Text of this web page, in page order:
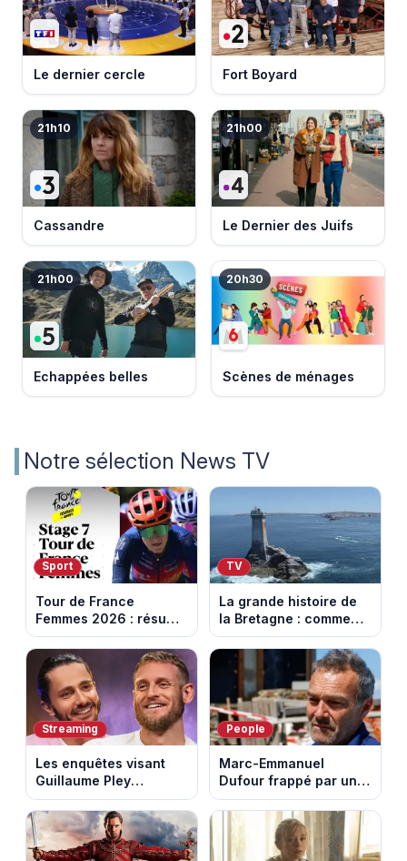
Le dernier cercle Fort Boyard
21h10
Cassandre
21h00
Le Dernier des Juifs
21h00
Echappées belles
20h30
Scènes de ménages
Notre sélection News TV
Sport
Tour de France
Femmes 2026 : résumé
vidéo de la 7e étape
avec l'ascension du
Mont Ventoux
TV
La grande histoire de
la Bretagne : comment
les Bretons ont
défendu leur culture
au fil des décennies
Streaming
Les enquêtes visant
Guillaume Pley
poussent Ragnar Le
Breton à quitter la
tournée Legend
People
Marc-Emmanuel
Dufour frappé par un
terrible incendie : son
chalet part en fumée